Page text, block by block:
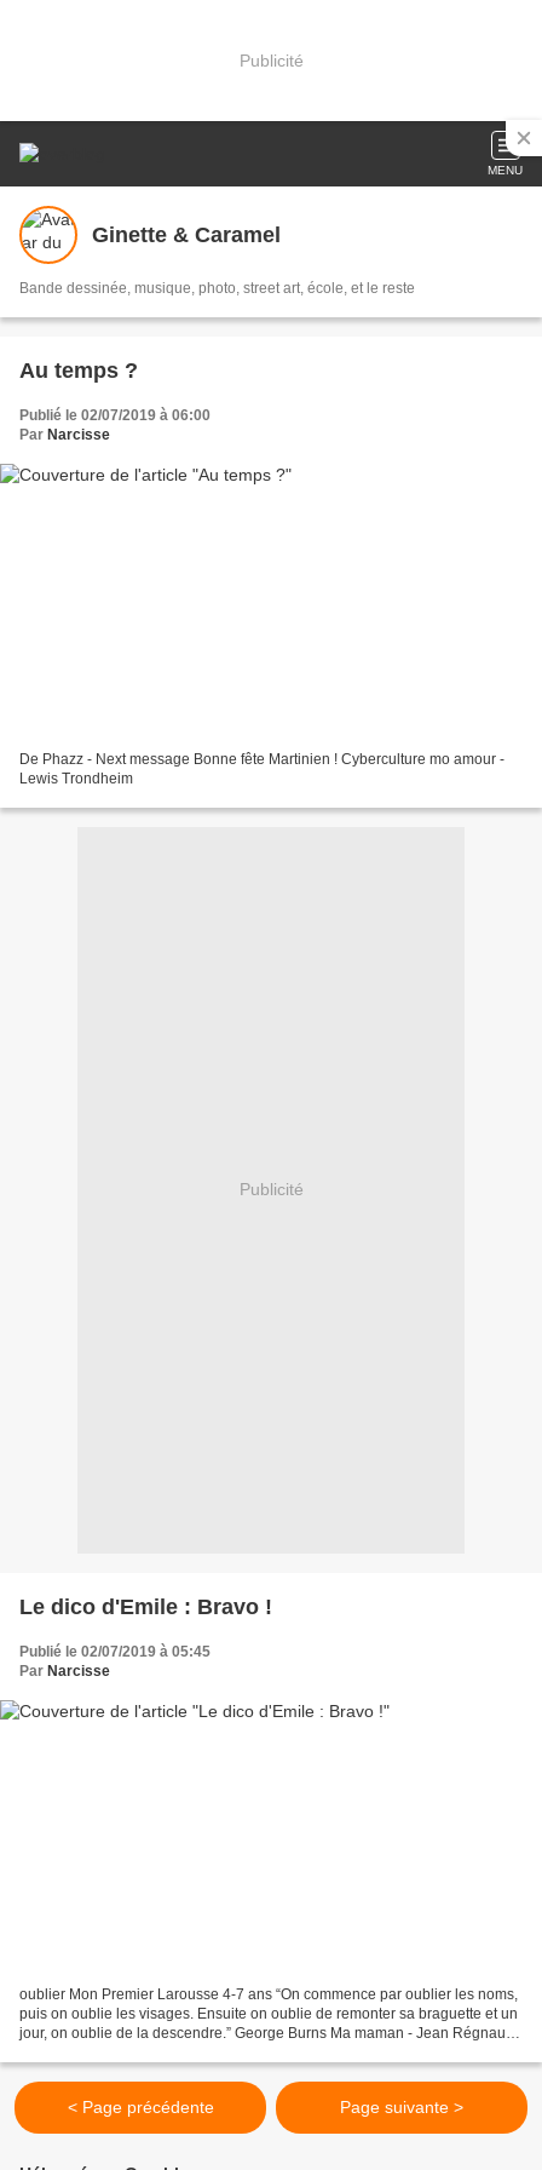
Publicité
MENU
Ginette & Caramel
Bande dessinée, musique, photo, street art, école, et le reste
Au temps ?
Publié le 02/07/2019 à 06:00
Par Narcisse
De Phazz - Next message Bonne fête Martinien ! Cyberculture mo amour -
Lewis Trondheim
Publicité
Le dico d'Emile : Bravo !
Publié le 02/07/2019 à 05:45
Par Narcisse
oublier Mon Premier Larousse 4-7 ans “On commence par oublier les noms,
puis on oublie les visages. Ensuite on oublie de remonter sa braguette et un
jour, on oublie de la descendre.” George Burns Ma maman - Jean Régnaud
< Page précédente Page suivante >